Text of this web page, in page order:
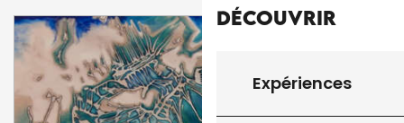
Découvrir
Expériences